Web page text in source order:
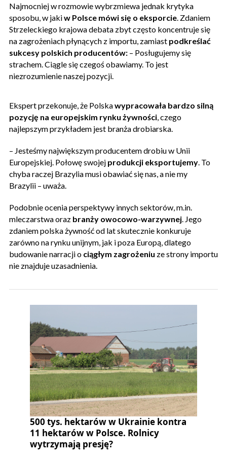
Najmocniej w rozmowie wybrzmiewa jednak krytyka
sposobu, w jakiw Polsce mówi się o eksporcie. Zdaniem
Strzeleckiego krajowa debata zbyt często koncentruje się
na zagrożeniach płynących z importu, zamiast podkreślać
sukcesy polskich producentów: – Posługujemy się
strachem. Ciągle się czegoś obawiamy. To jest
niezrozumienie naszej pozycji.
Ekspert przekonuje, że Polskawypracowała bardzo silną
pozycję na europejskim rynku żywności, czego
najlepszym przykładem jest branża drobiarska.
– Jesteśmy największym producentem drobiu w Unii
Europejskiej. Połowę swojej produkcji eksportujemy. To
chyba raczej Brazylia musi obawiać się nas, a nie my
Brazylii – uważa.
Podobnie ocenia perspektywy innych sektorów, m.in.
mleczarstwa oraz branży owocowo-warzywnej. Jego
zdaniem polska żywność od lat skutecznie konkuruje
zarówno na rynku unijnym, jak i poza Europą, dlatego
budowanie narracji o ciągłym zagrożeniu ze strony importu
nie znajduje uzasadnienia.
500 tys. hektarów w Ukrainie kontra
11 hektarów w Polsce. Rolnicy
wytrzymają presję?